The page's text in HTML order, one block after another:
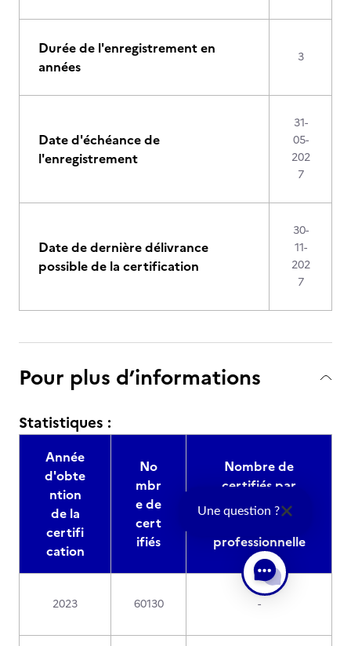
Durée de l'enregistrement en
années
3
Date d'échéance de
l'enregistrement
31-
05-
202
7
Date de dernière délivrance
possible de la certification
30-
11-
202
7
Pour plus d’informations
Statistiques :
Année
d'obte
ntion
de la
certifi
cation
No
mbr
e de
cert
ifiés
Nombre de
certifiés par
reconnaissance
de l'expérience
professionnelle
2023 60130 -
Une question ?